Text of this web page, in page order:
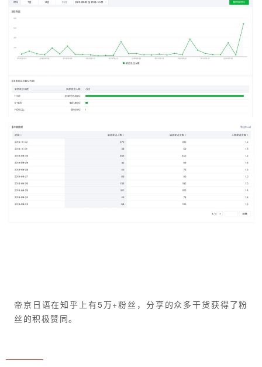
帝京日语在知乎上有5万+粉丝，分享的众多干货获得了粉
丝的积极赞同。